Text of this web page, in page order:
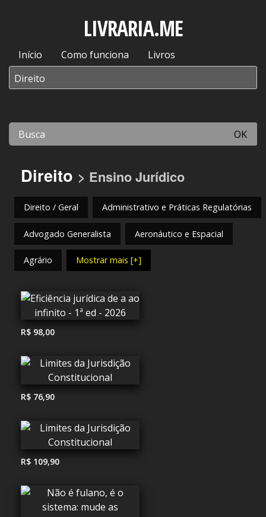
LIVRARIA.ME
Início Como funciona Livros
OK
Direito > Ensino Jurídico
Direito / Geral Administrativo e Práticas Regulatórias
Advogado Generalista Aeronáutico e Espacial
Agrário Mostrar mais [+]
R$ 98,00
R$ 76,90
R$ 109,90